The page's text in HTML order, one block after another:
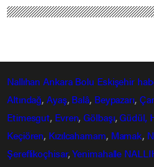
YAPILDI İYİ PARTİ
BİLEN